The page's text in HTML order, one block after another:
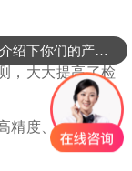
大大提高了检
度、高准确度
可以介绍下你们的产品么